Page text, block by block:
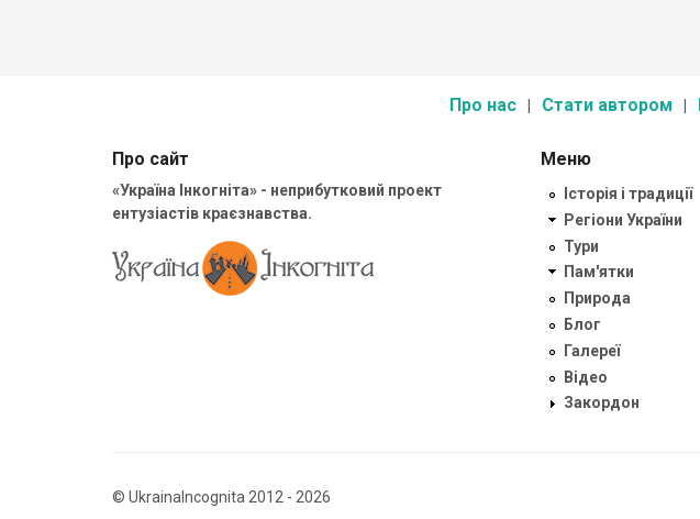
Про нас Стати автором
Про сайт
«Україна Інкогніта» - неприбутковий проект
ентузіастів краєзнавства.
Меню
Історія і традиції
Регіони України
Тури
Пам'ятки
Природа
Блог
Галереї
Відео
Закордон
© UkrainaIncognita 2012 - 2026